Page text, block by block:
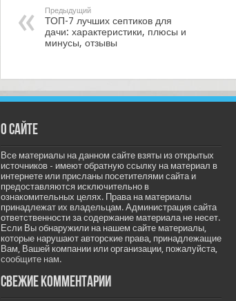
Предыдущий
ТОП-7 лучших септиков для
дачи: характеристики, плюсы и
минусы, отзывы
О сайте
Все материалы на данном сайте взяты из открытых
источников - имеют обратную ссылку на материал в
интернете или присланы посетителями сайта и
предоставляются исключительно в
ознакомительных целях. Права на материалы
принадлежат их владельцам. Администрация сайта
ответственности за содержание материала не несет.
Если Вы обнаружили на нашем сайте материалы,
которые нарушают авторские права, принадлежащие
Вам, Вашей компании или организации, пожалуйста,
сообщите нам.
Свежие комментарии